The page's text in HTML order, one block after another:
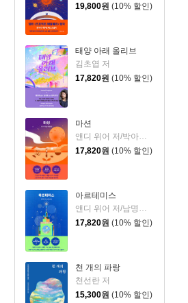
19,800원 (10% 할인)
태양 아래 올리브
김초엽 저
17,820원 (10% 할인)
마션
앤디 위어 저/박아람 역
17,820원 (10% 할인)
아르테미스
앤디 위어 저/남명성 역
17,820원 (10% 할인)
천 개의 파랑
천선란 저
15,300원 (10% 할인)